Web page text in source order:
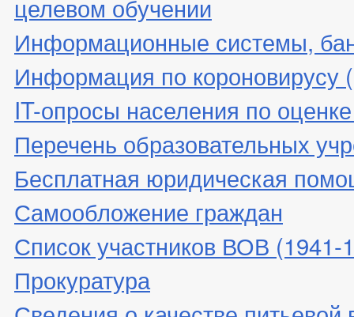
целевом обучении
Информационные системы,
Информация по короновирусу
IT-опросы населения по
Перечень образовательных
Бесплатная юридическая
Самообложение граждан
Список участников ВОВ (1941-
Прокуратура